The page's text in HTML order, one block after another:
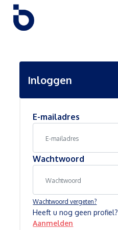
Inloggen
E-mailadres
Wachtwoord
Wachtwoord vergeten?
Heeft u nog geen profiel?
Aanmelden